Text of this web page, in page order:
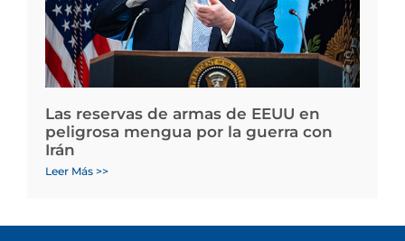
Las reservas de armas de EEUU en
peligrosa mengua por la guerra con
Irán
Leer Más >>